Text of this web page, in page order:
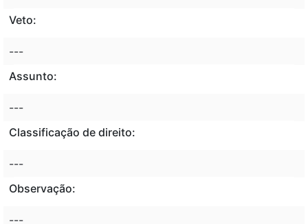
Veto:
---
Assunto:
---
Classificação de direito:
---
Observação:
---